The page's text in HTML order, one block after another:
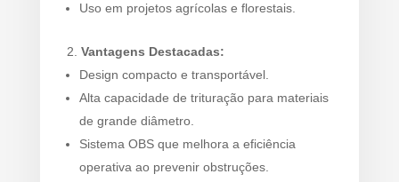
Uso em projetos agrícolas e florestais.
Vantagens Destacadas:
Design compacto e transportável.
Alta capacidade de trituração para materiais
de grande diâmetro.
Sistema OBS que melhora a eficiência
operativa ao prevenir obstruções.